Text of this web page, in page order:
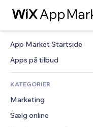
App Market Startside
Apps på tilbud
KATEGORIER
Marketing
Annoncer
Sælg online